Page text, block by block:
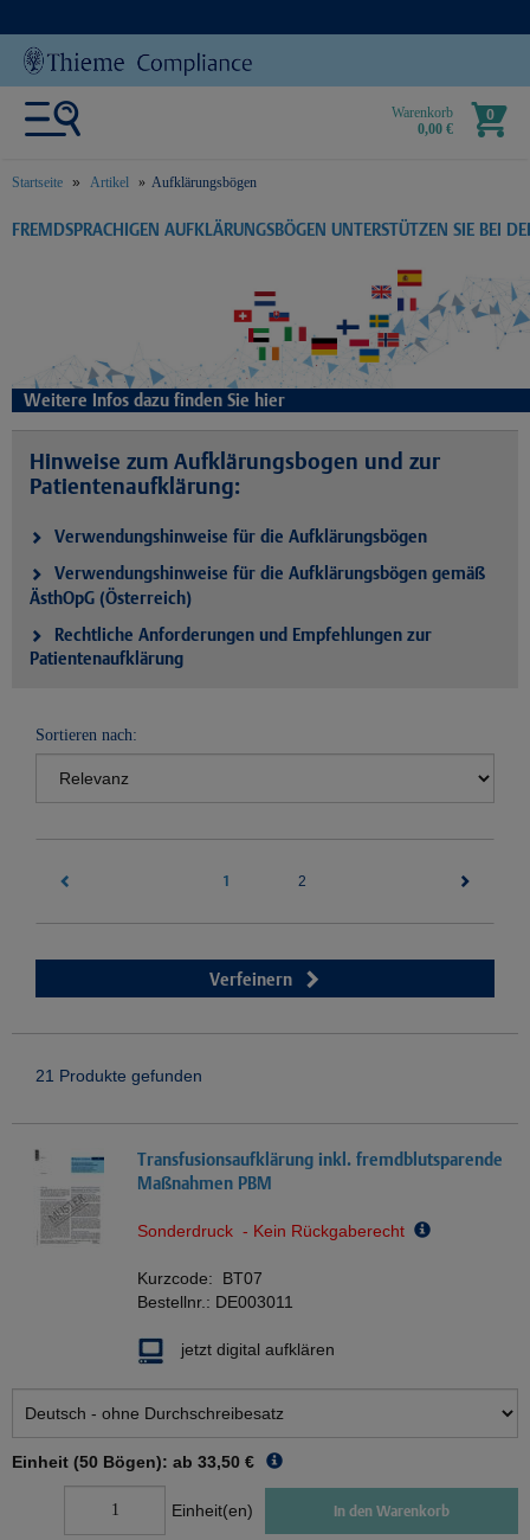
Warenkorb
0,00 €
0
Startseite Artikel Aufklärungsbögen
text.skipToContent
text.skipToNavigation
FREMDSPRACHIGEN AUFKLÄRUNGSBÖGEN UNTERSTÜTZEN SIE BEI
Weitere Infos dazu finden Sie hier
Hinweise zum Aufklärungsbogen und zur
Patientenaufklärung:
Verwendungshinweise für die Aufklärungsbögen
Verwendungshinweise für die Aufklärungsbögen gemäß
ÄsthOpG (Österreich)
Rechtliche Anforderungen und Empfehlungen zur
Patientenaufklärung
Sortieren nach:
1 2(current)
Verfeinern
21 Produkte gefunden
Transfusionsaufklärung inkl. fremdblutsparende
Maßnahmen PBM
Sonderdruck - Kein Rückgaberecht
Kurzcode: BT07
Bestellnr.: DE003011
jetzt digital aufklären
Einheit (50 Bögen): ab 33,50 €
Einheit(en) In den Warenkorb